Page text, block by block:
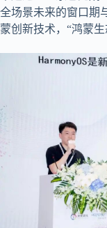
全场景未来的窗口期
蒙创新技术，“鸿蒙